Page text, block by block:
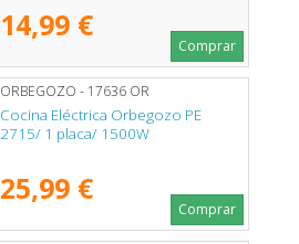
14,99 €
Comprar
ORBEGOZO - 17636 OR
Cocina Eléctrica Orbegozo PE
2715/ 1 placa/ 1500W
25,99 €
Comprar